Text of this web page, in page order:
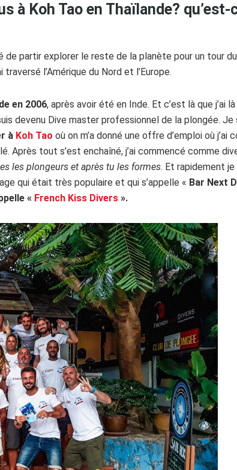
à Koh Tao en Thaïlande?
de partir explorer le reste de la planète pour un tour
traversé l’Amérique du Nord et l’Europe.
en 2006, après avoir été en Inde. Et c’est là que j’ai
devenu Dive master professionnel de la plongée.
à Koh Tao où on m’a donné une offre d’emploi où
Après tout s’est enchaîné, j’ai commencé comme
les plongeurs et après tu les formes. Et rapidement
qui était très populaire et qui s’appelle « Bar Next
« French Kiss Divers ».